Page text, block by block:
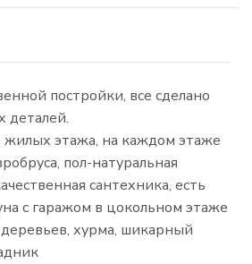
постройки, все сделано
деталей.
жилых этажа, на каждом этаже
пол-натуральная
сантехника, есть
с гаражом в цокольном этаже
хурма, шикарный